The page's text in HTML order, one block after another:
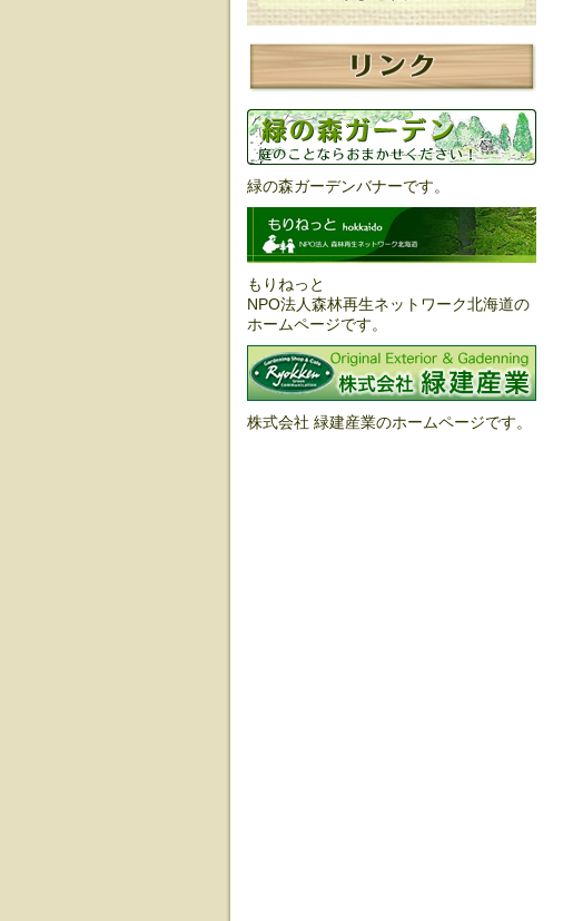
緑の森ガーデンバナーです。
もりねっと
NPO法人森林再生ネットワーク北海道の
ホームページです。
株式会社 緑建産業のホームページです。